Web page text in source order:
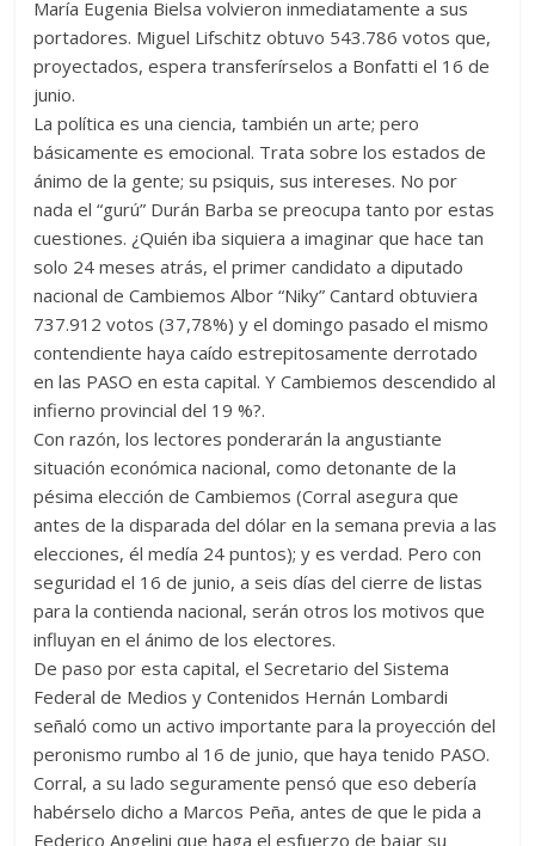
María Eugenia Bielsa volvieron inmediatamente a sus
portadores. Miguel Lifschitz obtuvo 543.786 votos que,
proyectados, espera transferírselos a Bonfatti el 16 de
junio.
La política es una ciencia, también un arte; pero
básicamente es emocional. Trata sobre los estados de
ánimo de la gente; su psiquis, sus intereses. No por
nada el “gurú” Durán Barba se preocupa tanto por estas
cuestiones. ¿Quién iba siquiera a imaginar que hace tan
solo 24 meses atrás, el primer candidato a diputado
nacional de Cambiemos Albor “Niky” Cantard obtuviera
737.912 votos (37,78%) y el domingo pasado el mismo
contendiente haya caído estrepitosamente derrotado
en las PASO en esta capital. Y Cambiemos descendido al
infierno provincial del 19 %?.
Con razón, los lectores ponderarán la angustiante
situación económica nacional, como detonante de la
pésima elección de Cambiemos (Corral asegura que
antes de la disparada del dólar en la semana previa a las
elecciones, él medía 24 puntos); y es verdad. Pero con
seguridad el 16 de junio, a seis días del cierre de listas
para la contienda nacional, serán otros los motivos que
influyan en el ánimo de los electores.
De paso por esta capital, el Secretario del Sistema
Federal de Medios y Contenidos Hernán Lombardi
señaló como un activo importante para la proyección del
peronismo rumbo al 16 de junio, que haya tenido PASO.
Corral, a su lado seguramente pensó que eso debería
habérselo dicho a Marcos Peña, antes de que le pida a
Federico Angelini que haga el esfuerzo de bajar su